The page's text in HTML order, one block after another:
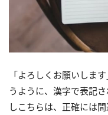
「よろしくお願いしま
うように、漢字で表記
しこちらは、正確には間